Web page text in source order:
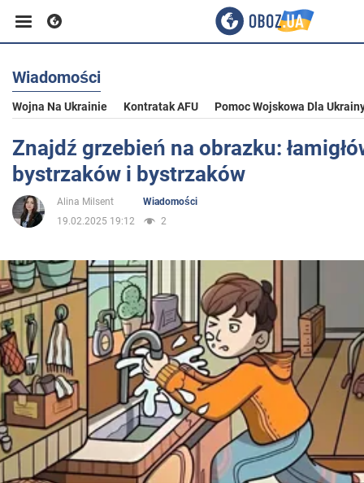
Biznes
Sport
Rozrywka
Polityka
Społeczeństwo
Wojna na Ukrainie
Świat
Wiadomości
Wojna Na Ukrainie Kontratak AFU Pomoc Wojskowa Dla
Znajdź grzebień na obrazku:
bystrzaków i bystrzaków
Alina Milsent
Wiadomości
19.02.2025 19:12
2